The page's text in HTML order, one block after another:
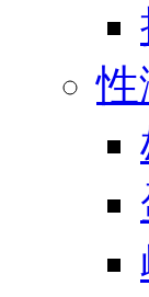
性